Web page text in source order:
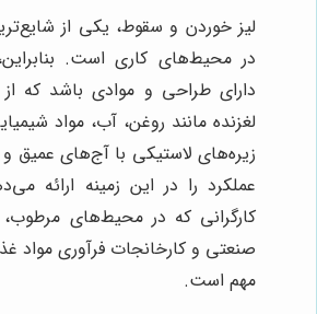
لیز خوردن و سقوط، یکی از
در محیط‌های کاری است.
دارای طراحی و موادی باشد که
لغزنده مانند روغن، آب، مواد
زیره‌های لاستیکی با آج‌های عمیق
عملکرد را در این زمینه ارائه
کارگرانی که در محیط‌های مرطوب،
صنعتی و کارخانجات فرآوری مواد
مهم است.